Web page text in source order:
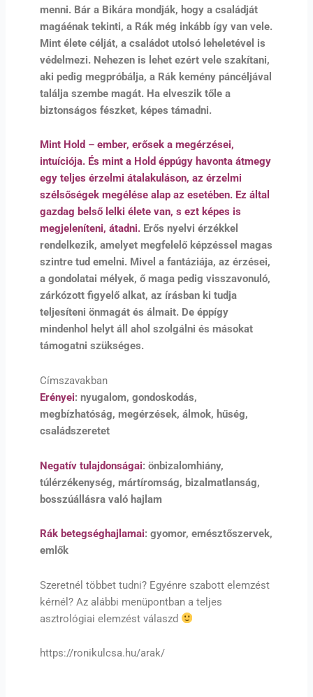
menni. Bár a Bikára mondják, hogy a családját
magáénak tekinti, a Rák még inkább így van vele.
Mint élete célját, a családot utolsó leheletével is
védelmezi. Nehezen is lehet ezért vele szakítani,
aki pedig megpróbálja, a Rák kemény páncéljával
találja szembe magát. Ha elveszik tőle a
biztonságos fészket, képes támadni.
Mint Hold – ember, erősek a megérzései,
intuíciója. És mint a Hold éppúgy havonta átmegy
egy teljes érzelmi átalakuláson, az érzelmi
szélsőségek megélése alap az esetében. Ez által
gazdag belső lelki élete van, s ezt képes is
megjeleníteni, átadni. Erős nyelvi érzékkel
rendelkezik, amelyet megfelelő képzéssel magas
szintre tud emelni. Mivel a fantáziája, az érzései,
a gondolatai mélyek, ő maga pedig visszavonuló,
zárkózott figyelő alkat, az írásban ki tudja
teljesíteni önmagát és álmait. De éppígy
mindenhol helyt áll ahol szolgálni és másokat
támogatni szükséges.
Címszavakban
Erényei: nyugalom, gondoskodás,
megbízhatóság, megérzések, álmok, hűség,
családszeretet
Negatív tulajdonságai: önbizalomhiány,
túlérzékenység, mártíromság, bizalmatlanság,
bosszúállásra való hajlam
Rák betegséghajlamai: gyomor, emésztőszervek,
emlők
Szeretnél többet tudni? Egyénre szabott elemzést
kérnél? Az alábbi menüpontban a teljes
asztrológiai elemzést válaszd
https://ronikulcsa.hu/arak/